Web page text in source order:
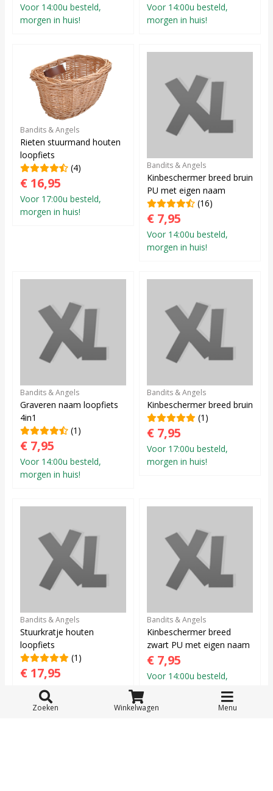
Zoeken Winkelwagen Menu
Voor 14:00u besteld,
morgen in huis!
Voor 14:00u besteld,
morgen in huis!
Bandits & Angels
Rieten stuurmand houten
loopfiets
(4)
€ 16,95
Voor 17:00u besteld,
morgen in huis!
Bandits & Angels
Kinbeschermer breed bruin
PU met eigen naam
(16)
€ 7,95
Voor 14:00u besteld,
morgen in huis!
Bandits & Angels
Graveren naam loopfiets
4in1
(1)
€ 7,95
Voor 14:00u besteld,
morgen in huis!
Bandits & Angels
Kinbeschermer breed bruin
(1)
€ 7,95
Voor 17:00u besteld,
morgen in huis!
Bandits & Angels
Stuurkratje houten
loopfiets
(1)
€ 17,95
Voor 17:00u besteld,
morgen in huis!
Bandits & Angels
Kinbeschermer breed
zwart PU met eigen naam
€ 7,95
Voor 14:00u besteld,